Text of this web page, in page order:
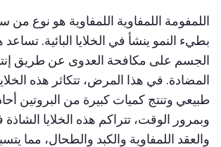
اللمفاوية اللمفاوية هو نوع من
النمو ينشأ في الخلايا البائية. تساعد هذه
على مكافحة العدوى عن طريق إنتاج
في هذا المرض، تتكاثر هذه الخلايا
الوقت، تتراكم هذه الخلايا الشاذة
اللمفاوية والكبد والطحال، مما